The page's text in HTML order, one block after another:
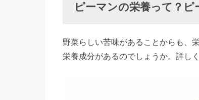
ー
マ
ピーマンの栄養って？
野菜らしい苦味があることからも、
栄養成分があるのでしょうか。詳し